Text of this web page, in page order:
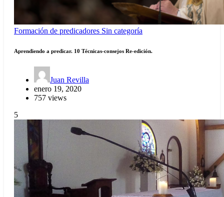
Formación de predicadores Sin categoría
Aprendiendo a predicar. 10 Técnicas-consejos Re-edición.
Juan Revilla
enero 19, 2020
757 views
5